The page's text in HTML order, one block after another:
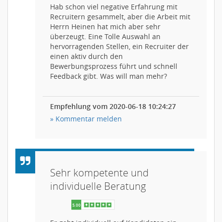
Hab schon viel negative Erfahrung mit
Recruitern gesammelt, aber die Arbeit mit
Herrn Heinen hat mich aber sehr
überzeugt. Eine Tolle Auswahl an
hervorragenden Stellen, ein Recruiter der
einen aktiv durch den
Bewerbungsprozess führt und schnell
Feedback gibt. Was will man mehr?
Empfehlung vom 2020-06-18 10:24:27
» Kommentar melden
Sehr kompetente und
individuelle Beratung